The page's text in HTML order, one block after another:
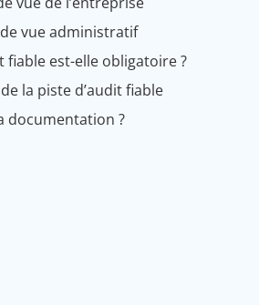
vue administratif
fiable est-elle obligatoire ?
la piste d’audit fiable
documentation ?